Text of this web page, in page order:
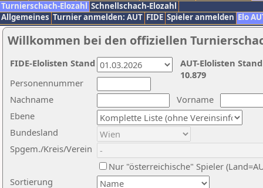
Turnierschach-Elozahl Schnellschach-Elozahl
Allgemeines Turnier anmelden: AUT FIDE Spieler anmelden Elo
Willkommen bei den offiziellen
Nachname
Vorname
Ebene
Sortierung
Personennummer
Bundesland
Spgem./Kreis/Verein
Nur "österreichische" Spieler
AUT-Elolisten
10.879
FIDE-Elolisten Stand